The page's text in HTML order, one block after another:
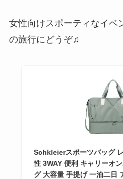
女性向けスポーティなイベ
の旅行にどうぞ♫
Schkleierスポーツバッグ
性 3WAY 便利 キャリーオ
グ 大容量 手提げ 一泊二日